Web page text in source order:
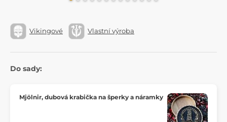
Vikingové Vlastní výroba
Do sady:
Mjölnir, dubová krabička na šperky a náramky